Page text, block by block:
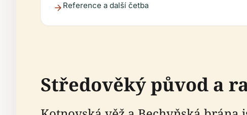
Reference a další četba
Středověký původ a